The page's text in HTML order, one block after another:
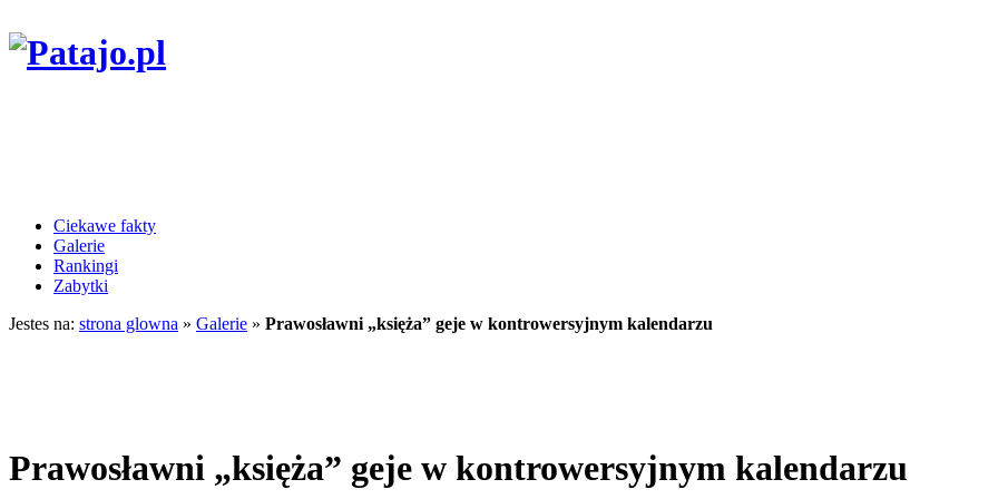
Ciekawe fakty
Galerie
Rankingi
Zabytki
Jestes na: strona glowna » Galerie » Prawosławni „księża” geje w kontrowersyjnym kalendarzu
Prawosławni „księża” geje w kontrowersyjnym kalendarzu